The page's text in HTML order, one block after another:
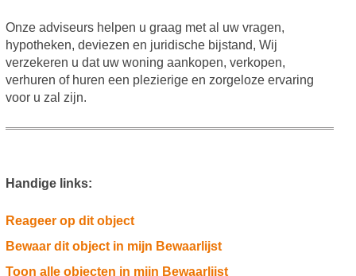
Onze adviseurs helpen u graag met al uw vragen,
hypotheken, deviezen en juridische bijstand, Wij
verzekeren u dat uw woning aankopen, verkopen,
verhuren of huren een plezierige en zorgeloze ervaring
voor u zal zijn.
Handige links:
Reageer op dit object
Bewaar dit object in mijn Bewaarlijst
Toon alle objecten in mijn Bewaarlijst